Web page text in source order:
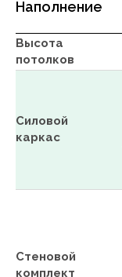
Наполнение
Высота
потолков
Силовой
каркас
Стеновой
комплект